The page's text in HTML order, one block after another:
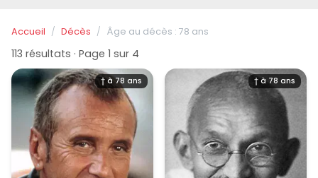
Accueil Décès Âge au décès : 78 ans
113 résultats · Page 1 sur 4
† à 78 ans † à 78 ans